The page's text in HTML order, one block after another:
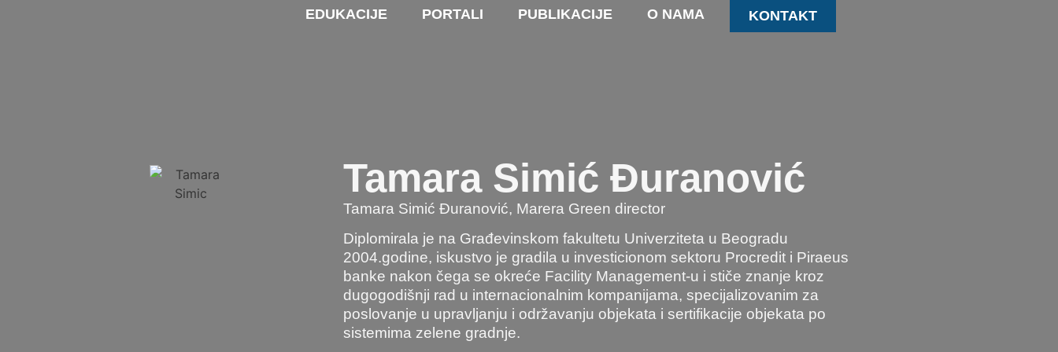
EDUKACIJE PORTALI PUBLIKACIJE O NAMA KONTAKT
Tamara Simić Đuranović
Tamara Simić Đuranović, Marera Green director
Diplomirala je na Građevinskom fakultetu Univerziteta u Beogradu
2004.godine, iskustvo je gradila u investicionom sektoru Procredit i Piraeus
banke nakon čega se okreće Facility Management-u i stiče znanje kroz
dugogodišnji rad u internacionalnim kompanijama, specijalizovanim za
poslovanje u upravljanju i održavanju objekata i sertifikacije objekata po
sistemima zelene gradnje.